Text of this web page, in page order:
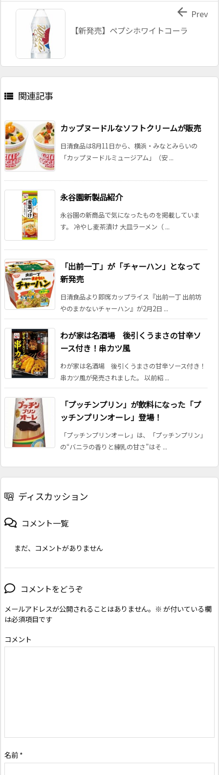
【新発売】ペプシホワイトコーラ
 Prev
 関連記事
カップヌードルなソフトクリームが販売
日清食品は8月11日から、横浜・みなとみらいの
「カップヌードルミュージアム」（安 ...
永谷園新製品紹介
永谷園の新商品で気になったものを掲載していま
す。 冷やし麦茶漬け 大皿ラーメン（ ...
「出前一丁」が「チャーハン」となって
新発売
日清食品より即席カップライス『出前一丁 出前坊
やのまかないチャーハン』が2月2日 ...
わが家は名酒場 後引くうまさの甘辛ソ
ース付き！串カツ風
わが家は名酒場 後引くうまさの甘辛ソース付き！
串カツ風が発売されました。 以前紹 ...
「プッチンプリン」が飲料になった「プ
ッチンプリンオーレ」登場！
「プッチンプリンオーレ」は、「プッチンプリン」
の“バニラの香りと練乳の甘さ”はそ ...
ディスカッション
コメント一覧
まだ、コメントがありません
コメントをどうぞ
メールアドレスが公開されることはありません。 ※が付いている欄
は必須項目です
コメント
名前*